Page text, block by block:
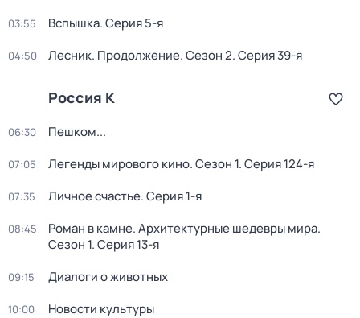
03:55 Вспышка. Серия 5-я
04:50 Лесник. Продолжение. Сезон 2. Серия 39-я
Россия К
06:30 Пешком...
07:05 Легенды мирового кино. Сезон 1. Серия 124-я
07:35 Личное счастье. Серия 1-я
08:45 Роман в камне. Архитектурные шедевры мира.
Сезон 1. Серия 13-я
09:15 Диалоги о животных
10:00 Новости культуры